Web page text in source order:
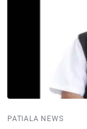
PATIALA NEWS